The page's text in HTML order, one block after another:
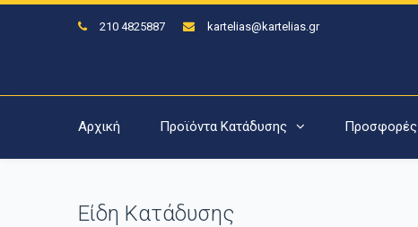
210 4825887 kartelias@kartelias.gr
Αρχική Προϊόντα Κατάδυσης Προσφορές
Είδη Κατάδυσης